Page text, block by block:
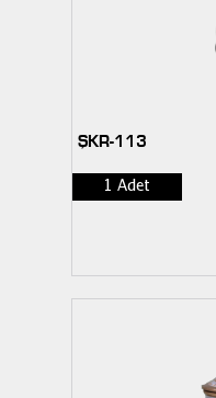
ŞKR-113
1 Adet